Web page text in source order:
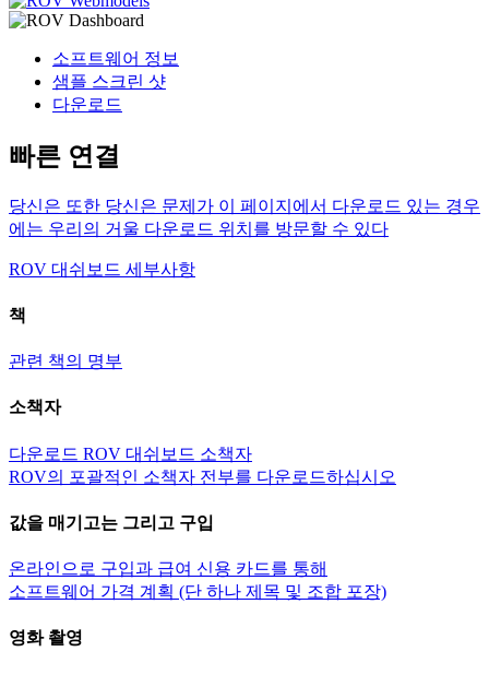
소프트웨어 정보
샘플 스크린 샷
다운로드
빠른 연결
당신은 또한 당신은 문제가 이 페이지에서 다운로드 있는 경우
에는 우리의 거울 다운로드 위치를 방문할 수 있다
ROV 대쉬보드 세부사항
책
관련 책의 명부
소책자
다운로드 ROV 대쉬보드 소책자
ROV의 포괄적인 소책자 전부를 다운로드하십시오
값을 매기고는 그리고 구입
온라인으로 구입과 급여 신용 카드를 통해
소프트웨어 가격 계획 (단 하나 제목 및 조합 포장)
영화 촬영